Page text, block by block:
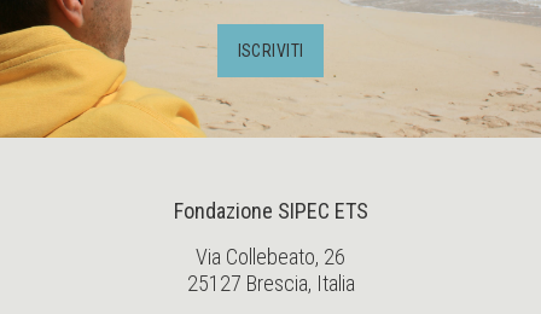
ISCRIVITI
Fondazione SIPEC ETS
Via Collebeato, 26
25127 Brescia, Italia